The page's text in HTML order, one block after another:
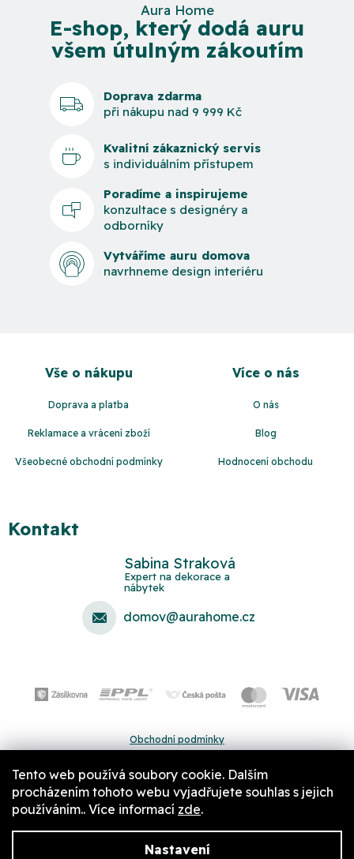
Tento web používá soubory cookie. Dalším
procházením tohoto webu vyjadřujete souhlas s jejich
používáním.. Více informací zde.
Nastavení
Aura Home
E-shop, který dodá auru
všem útulným zákoutím
Doprava zdarma
při nákupu nad 9 999 Kč
Kvalitní zákaznický servis
s individuálním přístupem
Poradíme a inspirujeme
konzultace s designéry a
odborníky
Vytváříme auru domova
navrhneme design interiéru
Vše o nákupu
Doprava a platba
Reklamace a vrácení zboží
Všeobecné obchodní podmínky
Více o nás
O nás
Blog
Hodnocení obchodu
Kontakt
Sabina Straková
domov@aurahome.cz
Obchodní podmínky
Pravidla a nastavení cookies